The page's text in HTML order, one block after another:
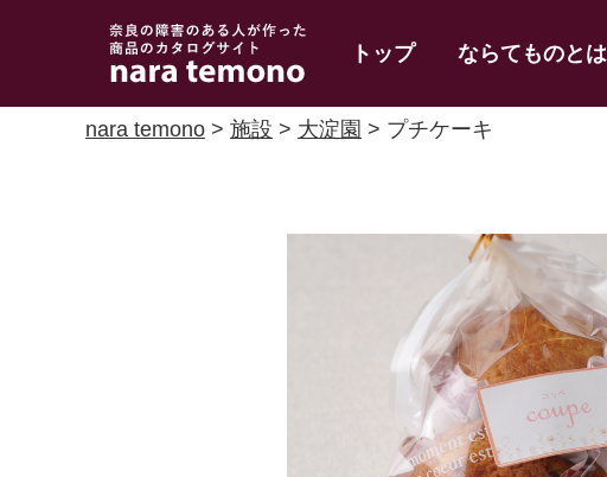
奈良で障害のある人
の手作り商品 nara
temono
トップ ならてものとは
nara temono > 施設 > 大淀園 > プチケーキ